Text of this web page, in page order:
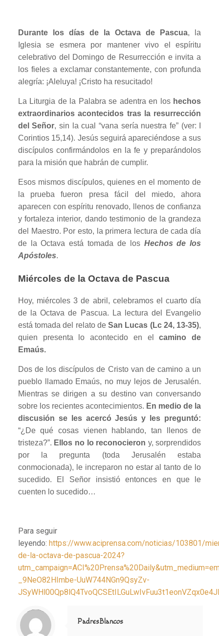
Durante los días de la Octava de Pascua, la
Iglesia se esmera por mantener vivo el espíritu
celebrativo del Domingo de Resurrección e invita a
los fieles a exclamar constantemente, con profunda
alegría: ¡Aleluya! ¡Cristo ha resucitado!
La Liturgia de la Palabra se adentra en los hechos
extraordinarios acontecidos tras la resurrección
del Señor, sin la cual “vana sería nuestra fe” (ver: I
Corintios 15,14). Jesús seguirá apareciéndose a sus
discípulos confirmándolos en la fe y preparándolos
para la misión que habrán de cumplir.
Esos mismos discípulos, quienes en el momento de
la prueba fueron presa fácil del miedo, ahora
aparecen con espíritu renovado, llenos de confianza
y fortaleza interior, dando testimonio de la grandeza
del Maestro. Por esto, la primera lectura de cada día
de la Octava está tomada de los Hechos de los
Apóstoles.
Miércoles de la Octava de Pascua
Hoy, miércoles 3 de abril, celebramos el cuarto día
de la Octava de Pascua. La lectura del Evangelio
está tomada del relato deSan Lucas (Lc 24, 13-35),
quien presenta lo acontecido en elcamino de
Emaús.
Dos de los discípulos de Cristo van de camino a un
pueblo llamado Emaús, no muy lejos de Jerusalén.
Mientras se dirigen a su destino van conversando
sobre los recientes acontecimientos. En medio de la
discusión se les acercó Jesús y les preguntó:
“¿De qué cosas vienen hablando, tan llenos de
tristeza?”. Ellos no lo reconocieron y, sorprendidos
por la pregunta (toda Jerusalén estaba
conmocionada), le increparon no estar al tanto de lo
sucedido. El Señor insistió entonces en que le
cuenten lo sucedido…
Para seguir
leyendo: https://www.aciprensa.com/noticias/103801/
de-la-octava-de-pascua-2024?
_9NeO82HImbe-UuW744NGn9QsyZv-
Notice
: Trying to access array offset on value of type null in
/home/misioner/public_html/padresblancos/themes/betheme/includes/content-single.php
on line
286
PadresBlancos